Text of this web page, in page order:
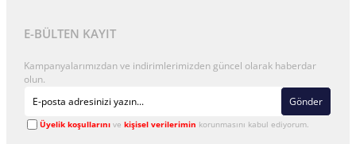
E-BÜLTEN KAYIT
Kampanyalarımızdan ve indirimlerimizden güncel olarak haberdar
olun.
Gönder
Üyelik koşullarınıve kişisel verilerimin korunmasını kabul ediyorum.